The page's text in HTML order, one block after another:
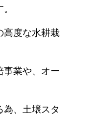
高度な水耕栽
事業や、オー
、土壌スタ